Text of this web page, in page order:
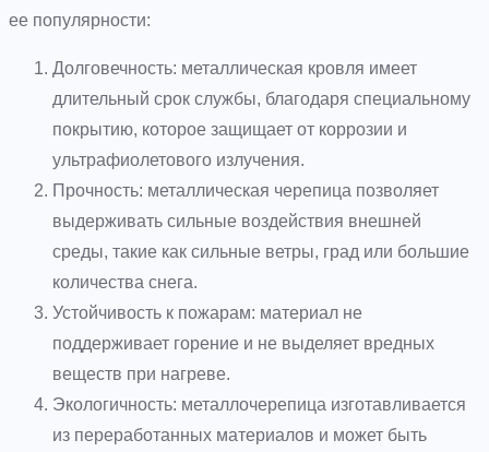
ее популярности:
Долговечность: металлическая кровля имеет
длительный срок службы, благодаря специальному
покрытию, которое защищает от коррозии и
ультрафиолетового излучения.
Прочность: металлическая черепица позволяет
выдерживать сильные воздействия внешней
среды, такие как сильные ветры, град или большие
количества снега.
Устойчивость к пожарам: материал не
поддерживает горение и не выделяет вредных
веществ при нагреве.
Экологичность: металлочерепица изготавливается
из переработанных материалов и может быть